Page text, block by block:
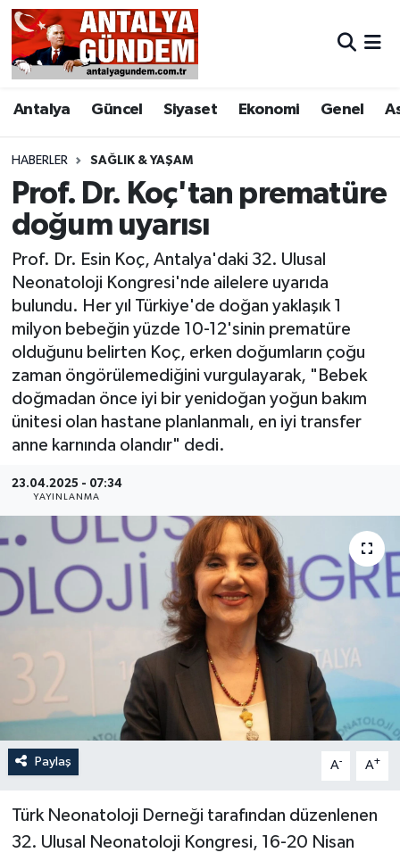
Antalya Güncel Siyaset Ekonomi Genel
HABERLER SAĞLIK & YAŞAM
Prof. Dr. Koç'tan prematüre
doğum uyarısı
Prof. Dr. Esin Koç, Antalya'daki 32. Ulusal
Neonatoloji Kongresi'nde ailelere uyarıda
bulundu. Her yıl Türkiye'de doğan yaklaşık 1
milyon bebeğin yüzde 10-12'sinin prematüre
olduğunu belirten Koç, erken doğumların çoğu
zaman öngörülemediğini vurgulayarak, "Bebek
doğmadan önce iyi bir yenidoğan yoğun bakım
ünitesi olan hastane planlanmalı, en iyi transfer
anne karnında olandır" dedi.
23.04.2025 - 07:34
YAYINLANMA
Paylaş A- A+
Türk Neonatoloji Derneği tarafından düzenlenen
32. Ulusal Neonatoloji Kongresi, 16-20 Nisan
Antalya
Asayiş
Bilim & Teknoloji
Bölge
EĞİTİM
Ekonomi
Görüntülü Haber
Güncel
Kültür & Sanat
Resmi İlan
Sağlık & Yaşam
Siyaset
Spor
Antalya Nöbetçi Eczaneler
Antalya Hava Durumu
Antalya Namaz Vakitleri
Antalya Trafik Yoğunluk Haritası
Süper Lig Puan Durumu ve Fikstür
Tüm Manşetler
Son Dakika Haberleri
Haber Arşivi